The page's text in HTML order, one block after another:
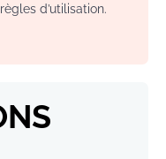
d’utilisation.